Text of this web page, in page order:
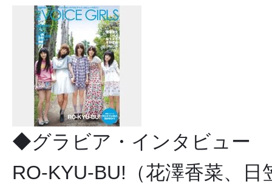
◆グラビア・インタビュー
RO-KYU-BU!（花澤香菜、